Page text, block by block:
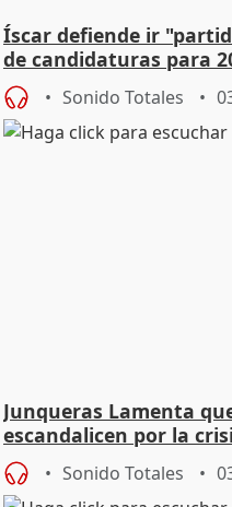
Íscar defiende ir
de candidaturas para
Sonido Totales
Junqueras Lamenta
escandalicen por la
Sonido Totales